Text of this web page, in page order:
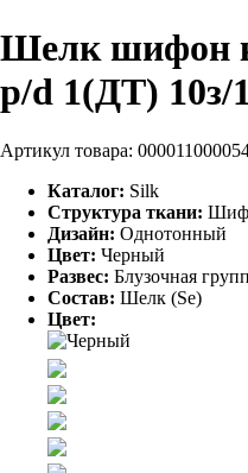
Шелк шифон
p/d 1(ДТ)
Артикул товара:
Каталог: Silk
Структура ткани:
Дизайн: Однотонный
Цвет: Черный
Развес: Блузочная
Состав: Шелк (Se)
Цвет: